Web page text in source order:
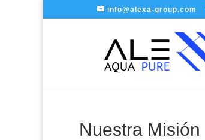
info@alexa-group.com
Nuestra Misión